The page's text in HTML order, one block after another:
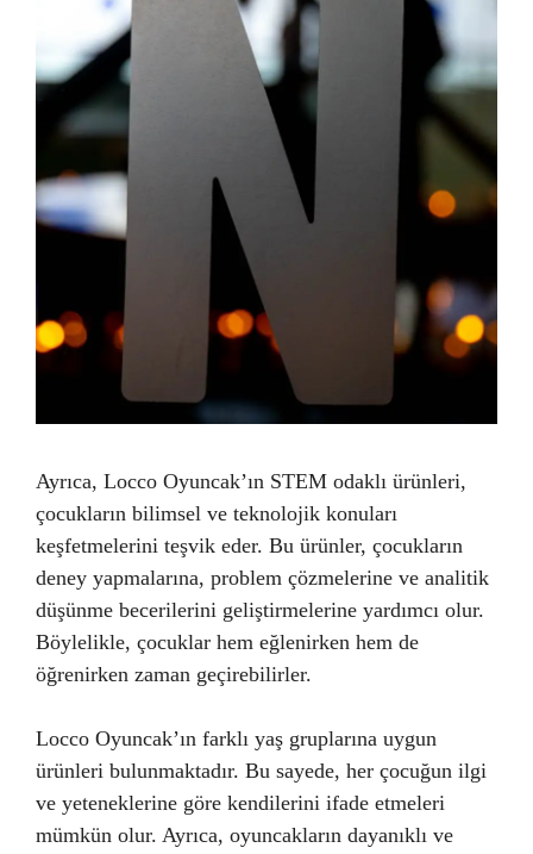
Ayrıca, Locco Oyuncak’ın STEM odaklı ürünleri,
çocukların bilimsel ve teknolojik konuları
keşfetmelerini teşvik eder. Bu ürünler, çocukların
deney yapmalarına, problem çözmelerine ve analitik
düşünme becerilerini geliştirmelerine yardımcı olur.
Böylelikle, çocuklar hem eğlenirken hem de
öğrenirken zaman geçirebilirler.
Locco Oyuncak’ın farklı yaş gruplarına uygun
ürünleri bulunmaktadır. Bu sayede, her çocuğun ilgi
ve yeteneklerine göre kendilerini ifade etmeleri
mümkün olur. Ayrıca, oyuncakların dayanıklı ve